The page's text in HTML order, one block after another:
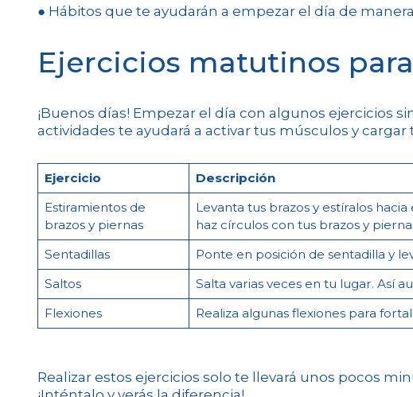
● Hábitos que te ayudarán a empezar el día de
Ejercicios matutinos
¡Buenos días! Empezar el día con algunos ejercicios
actividades te ayudará a activar tus músculos y
Ejercicio
Descripción
Estiramientos de
brazos y piernas
Levanta tus brazos y estíralos
haz círculos con tus brazos y
Sentadillas
Ponte en posición de sentadilla y
Saltos
Salta varias veces en tu lugar. Así
Flexiones
Realiza algunas flexiones para
Realizar estos ejercicios solo te llevará unos pocos